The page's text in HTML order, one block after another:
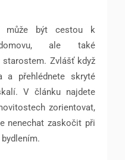
může být cestou k
ale také
starostem. Zvlášť když
a přehlédnete skryté
V článku najdete
zorientovat,
nenechat zaskočit při